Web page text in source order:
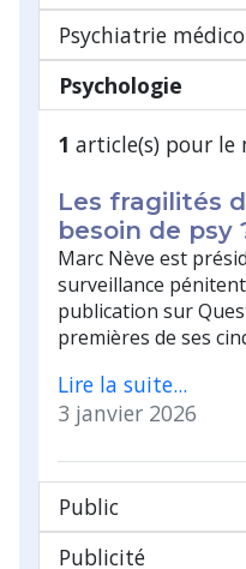
Psychiatrie
Psychologie
1 article(s) pour le
Les fragilités
besoin de psy
Marc Nève est
surveillance
publication sur
premières de ses
Lire la suite...
3 janvier 2026
Public
Publicité